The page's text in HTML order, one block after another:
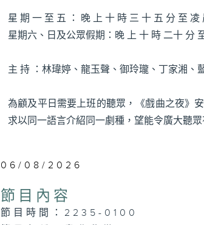
星 期 一 至 五 ： 晚 上 十 時 三 十 五 分 至 凌
星期六、日及公眾假期：晚 上 十 時 二十 分
主 持 ：林瑋婷、龍玉聲、御玲瓏、丁家湘
為顧及平日需要上班的聽眾，《戲曲之夜》
求以同一語言介紹同一劇種，望能令廣大聽眾
06/08/2026
節目內容
節目時間：2235-0100